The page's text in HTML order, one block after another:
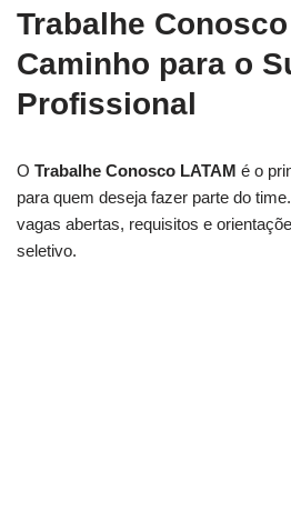
Trabalhe Conosco
Caminho para o
Profissional
O Trabalhe Conosco LATAM é o
para quem deseja fazer parte do
vagas abertas, requisitos e
seletivo.